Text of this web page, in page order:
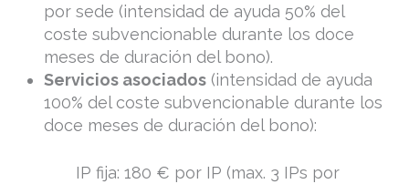
por sede (intensidad de ayuda 50% del
coste subvencionable durante los doce
meses de duración del bono).
Servicios asociados(intensidad de ayuda
100% del coste subvencionable durante los
doce meses de duración del bono):
IP fija: 180 € por IP (max. 3 IPs por